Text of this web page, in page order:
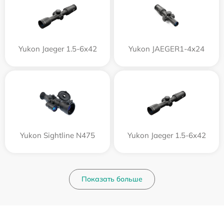
Yukon Jaeger 1.5-6x42 Yukon JAEGER1-4x24
Yukon Sightline N475 Yukon Jaeger 1.5-6x42
Показать больше